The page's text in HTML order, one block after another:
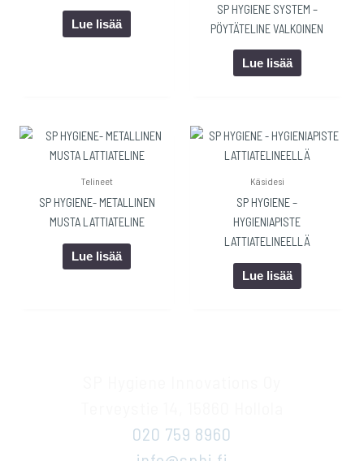
Lue lisää
SP HYGIENE SYSTEM –
PÖYTÄTELINE VALKOINEN
Lue lisää
Telineet
SP HYGIENE- METALLINEN
MUSTA LATTIATELINE
Lue lisää
Käsidesi
SP HYGIENE –
HYGIENIAPISTE
LATTIATELINEELLÄ
Lue lisää
020 759 8960